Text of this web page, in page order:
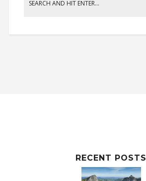
RECENT POSTS